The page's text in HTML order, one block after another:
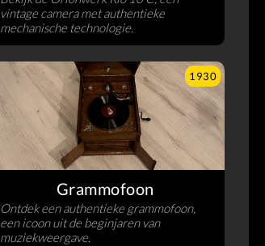
vintage camera met authentieke
mechanische technologie.
1930
Grammofoon
Ontdek een authentieke grammofoon,
een icoon uit de beginjaren van
muziekweergave.